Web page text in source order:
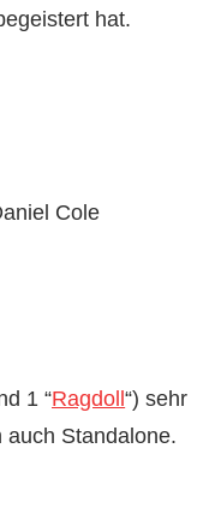
hat.
Cole
1 “Ragdoll“) sehr
Standalone.